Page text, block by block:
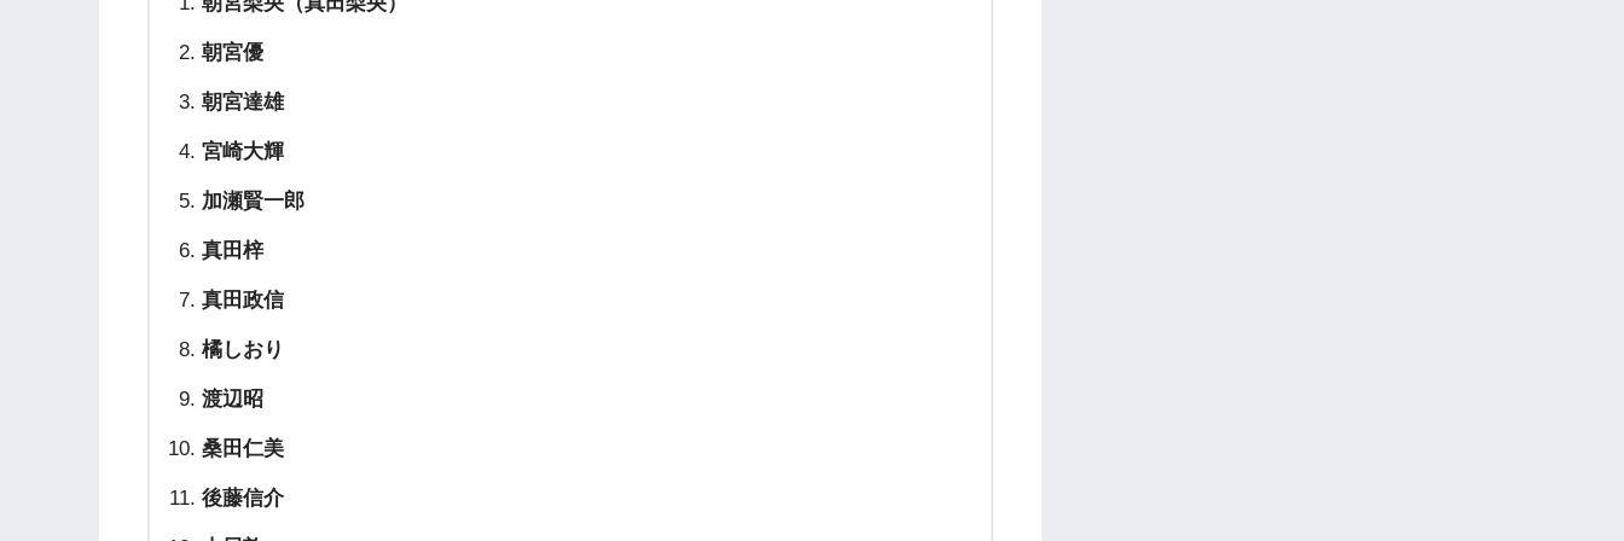
朝宮優
朝宮達雄
宮崎大輝
加瀬賢一郎
真田梓
真田政信
橘しおり
渡辺昭
桑田仁美
後藤信介